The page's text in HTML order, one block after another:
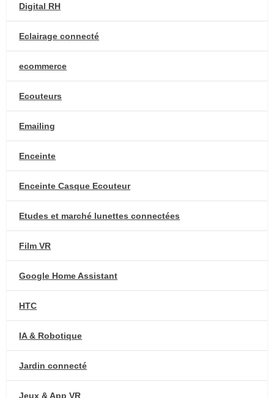
Digital RH
Eclairage connecté
ecommerce
Ecouteurs
Emailing
Enceinte
Enceinte Casque Ecouteur
Etudes et marché lunettes connectées
Film VR
Google Home Assistant
HTC
IA & Robotique
Jardin connecté
Jeux & App VR